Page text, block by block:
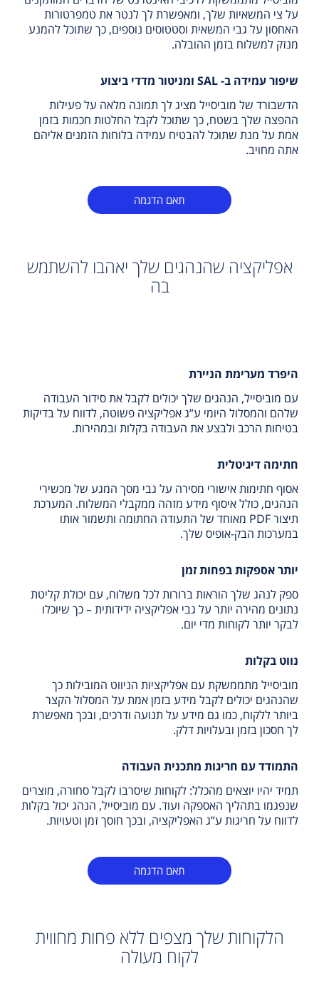
על צי המשאיות שלך, ומאפשרת לך לנטר את טמפרטורות
האחסון על גבי המשאית וסטטוסים נוספים, כך שתוכל להמנע
מנזק למשלוח בזמן ההובלה.
שיפור עמידה ב- SAL ומניטור מדדי ביצוע
הדשבורד של מוביסייל מציג לך תמונה מלאה על פעילות
ההפצה שלך בשטח, כך שתוכל לקבל החלטות חכמות בזמן
אמת על מנת שתוכל להבטיח עמידה בלוחות הזמנים אליהם
אתה מחויב.
תאם הדגמה
אפליקציה שהנהגים שלך יאהבו להשתמש
בה
היפרד מערימת הניירת
עם מוביסייל, הנהגים שלך יכולים לקבל את סידור העבודה
שלהם והמסלול היומי ע”ג אפליקציה פשוטה, לדווח על בדיקות
בטיחות הרכב ולבצע את העבודה בקלות ובמהירות.
חתימה דיגיטלית
אסוף חתימות אישורי מסירה על גבי מסך המגע של מכשירי
הנהגים, כולל איסוף מידע מזהה ממקבלי המשלוח. המערכת
תיצור PDF מאוחד של התעודה החתומה ותשמור אותו
במערכות הבק-אופיס שלך.
יותר אספקות בפחות זמן
ספק לנהג שלך הוראות ברורות לכל משלוח, עם יכולת קליטת
נתונים מהירה יותר על גבי אפליקציה ידידותית – כך שיוכלו
לבקר יותר לקוחות מדי יום.
נווט בקלות
מוביסייל מתממשקת עם אפליקציות הניווט המובילות כך
שהנהגים יכולים לקבל מידע בזמן אמת על המסלול הקצר
ביותר ללקוח, כמו גם מידע על תנועה ודרכים, ובכך מאפשרת
לך חסכון בזמן ובעלויות דלק.
התמודד עם חריגות מתכנית העבודה
תמיד יהיו יוצאים מהכלל: לקוחות שיסרבו לקבל סחורה, מוצרים
שנפגמו בתהליך האספקה ועוד. עם מוביסייל, הנהג יכול בקלות
לדווח על חריגות ע”ג האפליקציה, ובכך חוסך זמן וטעויות.
תאם הדגמה
הלקוחות שלך מצפים ללא פחות מחווית
לקוח מעולה